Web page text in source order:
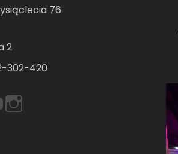
76
2
302-420
dancebookwarszawa
https://www.youtube.com/user/dancebookpl